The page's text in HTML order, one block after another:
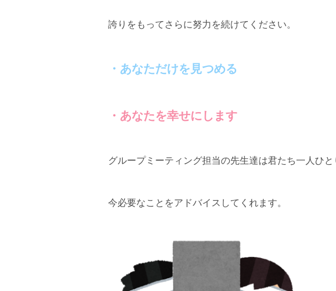
誇りをもってさらに努力を続けてください。
・あなただけを見つめる
・あなたを幸せにします
グループミーティング担当の先生達は君たち一人ひ
今必要なことをアドバイスしてくれます。